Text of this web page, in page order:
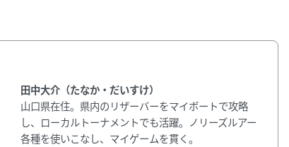
田中大介（たなか・だいすけ）
山口県在住。県内のリザーバーをマイボートで攻略
し、ローカルトーナメントでも活躍。ノリーズルアー
各種を使いこなし、マイゲームを貫く。